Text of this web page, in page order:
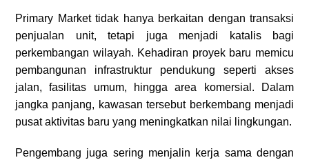
Primary Market tidak hanya berkaitan dengan transaksi
penjualan unit, tetapi juga menjadi katalis bagi
perkembangan wilayah. Kehadiran proyek baru memicu
pembangunan infrastruktur pendukung seperti akses
jalan, fasilitas umum, hingga area komersial. Dalam
jangka panjang, kawasan tersebut berkembang menjadi
pusat aktivitas baru yang meningkatkan nilai lingkungan.
Pengembang juga sering menjalin kerja sama dengan